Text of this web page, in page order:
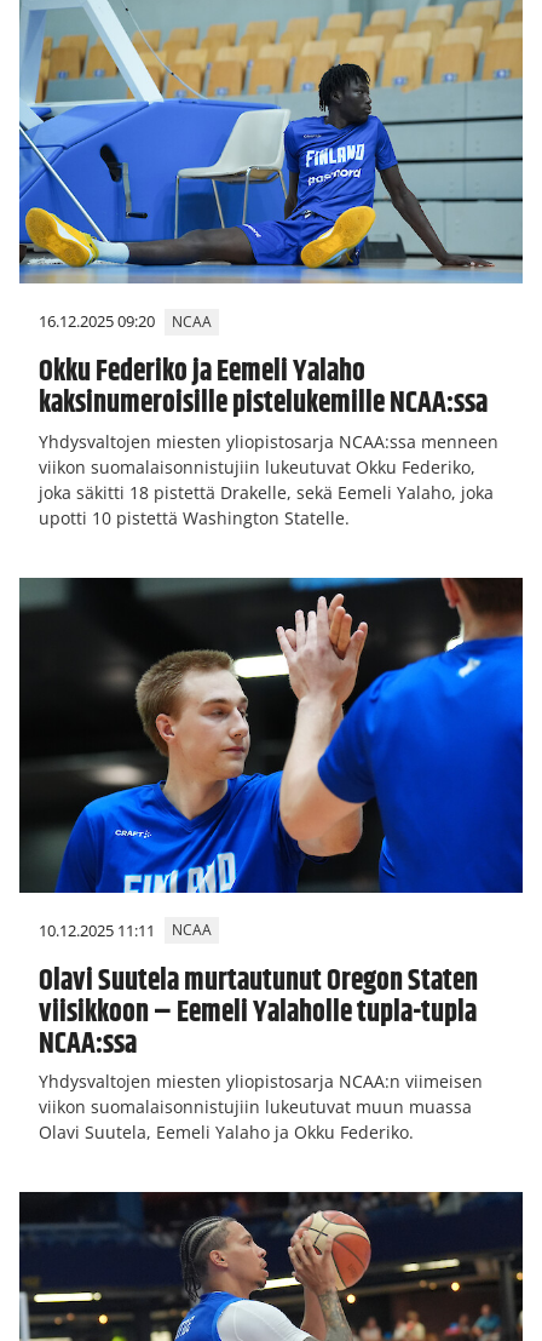
16.12.2025 09:20 NCAA
Okku Federiko ja Eemeli Yalaho
kaksinumeroisille pistelukemille NCAA:ssa
Yhdysvaltojen miesten yliopistosarja NCAA:ssa menneen
viikon suomalaisonnistujiin lukeutuvat Okku Federiko,
joka säkitti 18 pistettä Drakelle, sekä Eemeli Yalaho, joka
upotti 10 pistettä Washington Statelle.
10.12.2025 11:11 NCAA
Olavi Suutela murtautunut Oregon Staten
viisikkoon – Eemeli Yalaholle tupla-tupla
NCAA:ssa
Yhdysvaltojen miesten yliopistosarja NCAA:n viimeisen
viikon suomalaisonnistujiin lukeutuvat muun muassa
Olavi Suutela, Eemeli Yalaho ja Okku Federiko.